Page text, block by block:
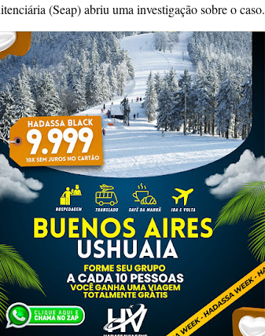
(Seap) abriu uma investigação sobre o caso.